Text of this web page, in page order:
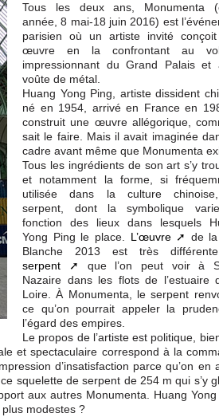
Tous les deux ans, Monumenta
année, 8 mai-18 juin 2016) est
parisien où un artiste invité
œuvre en la confrontant au
impressionnant du Grand Palais et
voûte de métal.
Huang Yong Ping, artiste dissident
né en 1954, arrivé en France en
construit une œuvre allégorique,
sait le faire. Mais il avait imaginée
cadre avant même que Monumenta
Tous les ingrédients de son art s’y
et notamment la forme, si
utilisée dans la culture
serpent, dont la symbolique
fonction des lieux dans lesquels
Yong Ping le place. L’œuvre
de
Blanche 2013 est très
serpent
que l’on peut voir à
Nazaire dans les flots de l’estuaire
Loire. À Monumenta, le serpent
ce qu’on pourrait appeler la
l’égard des empires.
Le propos de l’artiste est politique,
et spectaculaire correspond à la
d’insatisfaction parce qu’on en
squelette de serpent de 254 m qui s’y
aux autres Monumenta. Huang Yong
modestes ?